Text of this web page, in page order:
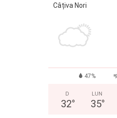
Câțiva Nori
47%
D
32°
LUN
35°